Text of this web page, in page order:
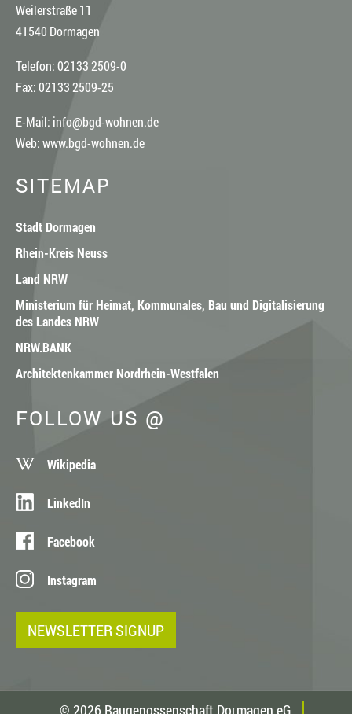
Weilerstraße 11
41540 Dormagen
Telefon: 02133 2509-0
Fax: 02133 2509-25
E-Mail: info@bgd-wohnen.de
Web:www.bgd-wohnen.de
SITEMAP
Stadt Dormagen
Rhein-Kreis Neuss
Land NRW
Ministerium für Heimat, Kommunales, Bau und Digitalisierung
des Landes NRW
NRW.BANK
Architektenkammer Nordrhein-Westfalen
FOLLOW US @
Wikipedia
LinkedIn
Facebook
Instagram
NEWSLETTER SIGNUP
© 2026 Baugenossenschaft Dormagen eG